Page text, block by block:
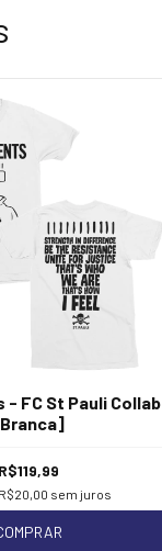
FC St Pauli Collab
R$119,99
R$20,00 sem juros